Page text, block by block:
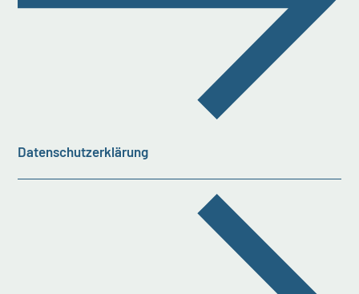
Datenschutzerklärung